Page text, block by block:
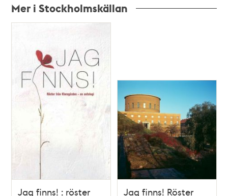
Mer i Stockholmskällan
Jag finns! : röster Jag finns! Röster